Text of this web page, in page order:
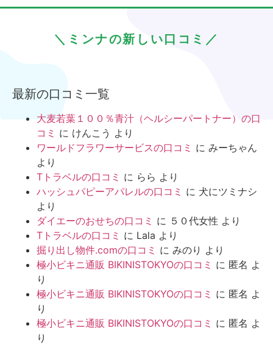
＼ミンナの新しい口コミ／
最新の口コミ一覧
大麦若葉１００％青汁（ヘルシーパートナー）の口
コミ に けんこう より
ワールドフラワーサービスの口コミ に みーちゃん
より
Tトラベルの口コミ に らら より
ハッシュパピーアパレルの口コミ に 犬にツミナシ
より
ダイエーのおせちの口コミ に ５０代女性 より
Tトラベルの口コミ に Lala より
掘り出し物件.comの口コミ に みのり より
極小ビキニ通販 BIKINISTOKYOの口コミ に 匿名 よ
り
極小ビキニ通販 BIKINISTOKYOの口コミ に 匿名 よ
り
極小ビキニ通販 BIKINISTOKYOの口コミ に 匿名 よ
り